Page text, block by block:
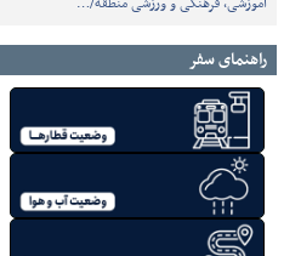
راهنمای سفر